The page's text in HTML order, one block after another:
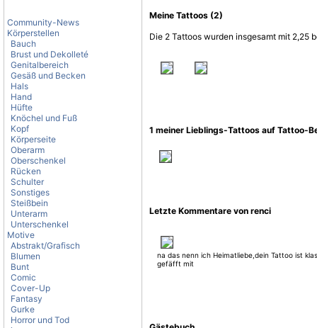
Community-News
Körperstellen
Bauch
Brust und Dekolleté
Genitalbereich
Gesäß und Becken
Hals
Hand
Hüfte
Knöchel und Fuß
Kopf
Körperseite
Oberarm
Oberschenkel
Rücken
Schulter
Sonstiges
Steißbein
Unterarm
Unterschenkel
Motive
Abstrakt/Grafisch
Blumen
Bunt
Comic
Cover-Up
Fantasy
Gurke
Horror und Tod
Meine Tattoos (2)
Die 2 Tattoos wurden insgesamt mit 2,25
1 meiner Lieblings-Tattoos auf Tattoo-
Letzte Kommentare von renci
na das nenn ich Heimatliebe,dein Tattoo ist
gefäfft mit